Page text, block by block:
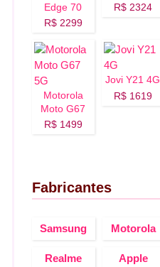
Edge 70
Fusion 5G
R$ 2299
R$ 2324
Motorola
Moto G67
5G
R$ 1499
Jovi Y21 4G
R$ 1619
Fabricantes
Samsung Motorola
Realme Apple